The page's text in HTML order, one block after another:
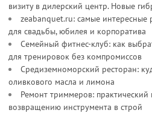
визиту в дилерский центр. Новые
zeabanquet.ru: самые интересные
для свадьбы, юбилея и корпоратива
Семейный фитнес-клуб: как
для тренировок без компромиссов
Средиземноморский ресторан:
оливкового масла и лимона
Ремонт триммеров: практический
возвращению инструмента в строй